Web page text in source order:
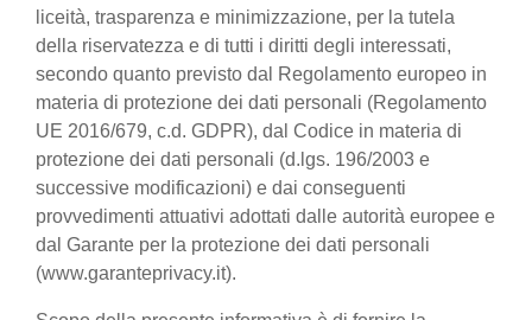
liceità, trasparenza e minimizzazione, per la tutela
della riservatezza e di tutti i diritti degli interessati,
secondo quanto previsto dal Regolamento europeo in
materia di protezione dei dati personali (Regolamento
UE 2016/679, c.d. GDPR), dal Codice in materia di
protezione dei dati personali (d.lgs. 196/2003 e
successive modificazioni) e dai conseguenti
provvedimenti attuativi adottati dalle autorità europee e
dal Garante per la protezione dei dati personali
(www.garanteprivacy.it).